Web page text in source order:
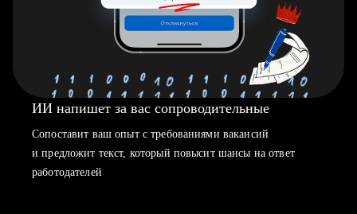
ИИ напишет за вас сопроводительные
Сопоставит ваш опыт с требованиями вакансий
и предложит текст, который повысит шансы на ответ
работодателей